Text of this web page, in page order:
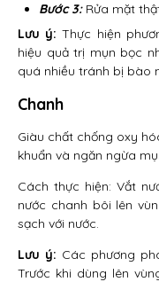
Bước 3:Rửa mặt
Lưu ý: Thực hiện
hiệu quả trị mụn bọc
quá nhiều tránh bị bào
Chanh
Giàu chất chống oxy
khuẩn và ngăn ngừa
Cách thực hiện: Vắt
nước chanh bôi lên
sạch với nước.
Lưu ý: Các phương
Trước khi dùng lên